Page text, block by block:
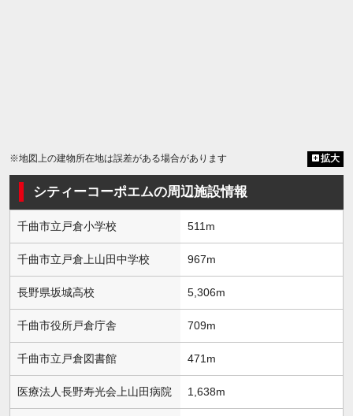
※地図上の建物所在地は誤差がある場合があります 拡大
シティーコーポエムの周辺施設情報
千曲市立戸倉小学校 511m
千曲市立戸倉上山田中学校 967m
長野県坂城高校 5,306m
千曲市役所戸倉庁舎 709m
千曲市立戸倉図書館 471m
医療法人長野寿光会上山田病院 1,638m